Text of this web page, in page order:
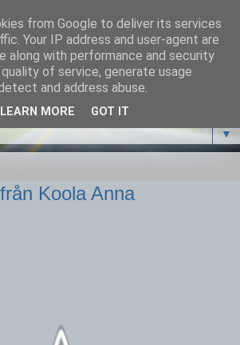
▼
Koola Anna
from Google to deliver its services
Your IP address and user-agent are
along with performance and security
of service, generate usage
and address abuse.
LEARN MORE GOT IT